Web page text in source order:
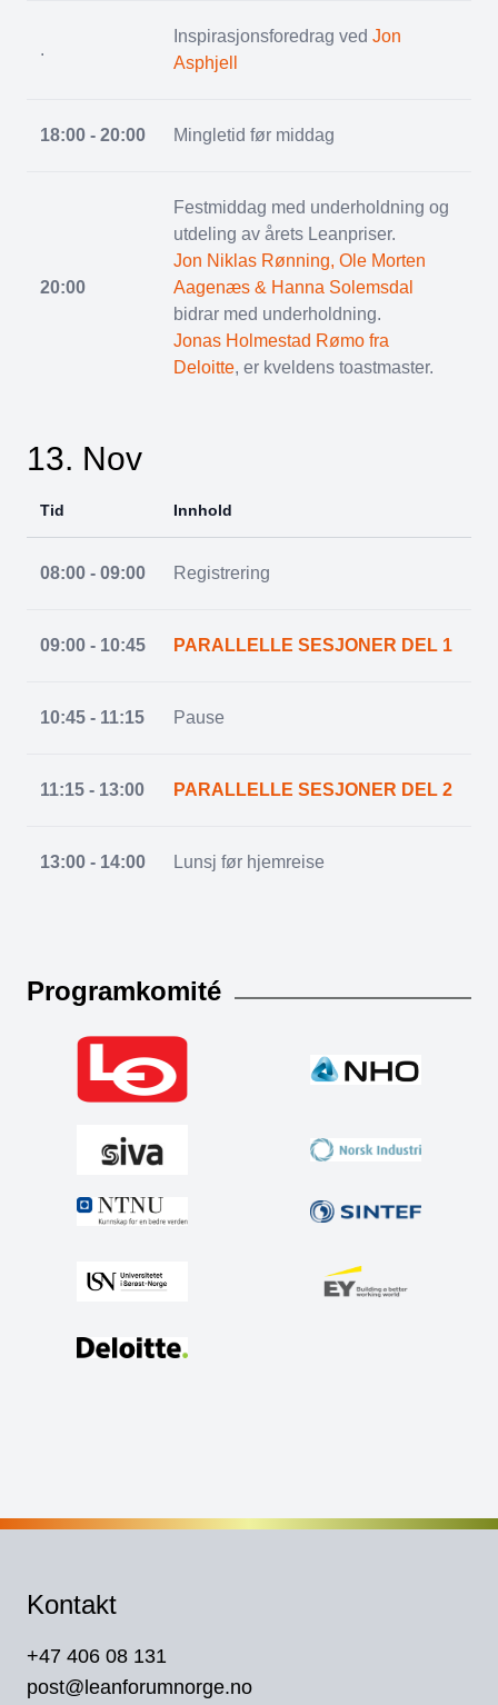
.
Inspirasjonsforedrag ved Jon
Asphjell
18:00 - 20:00 Mingletid før middag
20:00
Festmiddag med underholdning og
utdeling av årets Leanpriser.
Jon Niklas Rønning, Ole Morten
Aagenæs & Hanna Solemsdal
bidrar med underholdning.
Jonas Holmestad Rømo fra
Deloitte, er kveldens toastmaster.
13. Nov
Tid Innhold
08:00 - 09:00 Registrering
09:00 - 10:45 PARALLELLE SESJONER DEL 1
10:45 - 11:15 Pause
11:15 - 13:00 PARALLELLE SESJONER DEL 2
13:00 - 14:00 Lunsj før hjemreise
Programkomité
Kontakt
+47 406 08 131
post@leanforumnorge.no